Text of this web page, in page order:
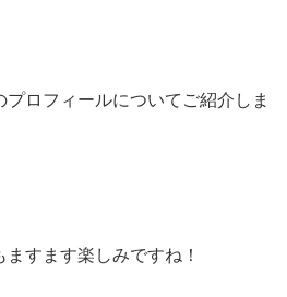
プロフィールについてご紹介しま
すます楽しみですね！​